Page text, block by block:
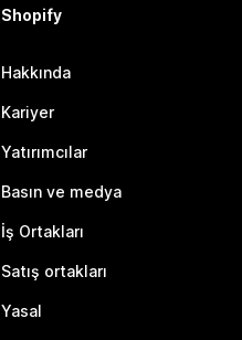
Shopify
Hakkında
Kariyer
Yatırımcılar
Basın ve medya
İş Ortakları
Satış ortakları
Yasal